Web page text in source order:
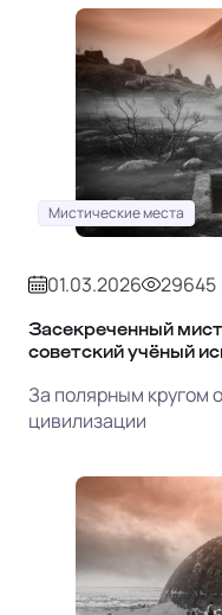
Мистические места
01.03.2026 29645
Засекреченный
советский учёный
За полярным кругом
цивилизации